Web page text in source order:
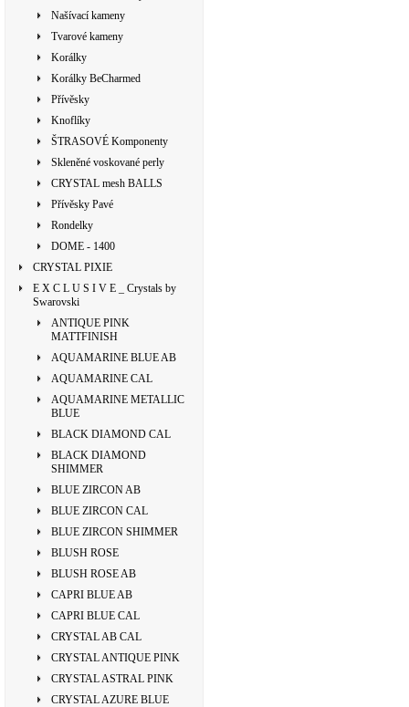
Našívací kameny
Tvarové kameny
Korálky
Korálky BeCharmed
Přívěsky
Knoflíky
ŠTRASOVÉ Komponenty
Skleněné voskované perly
CRYSTAL mesh BALLS
Přívěsky Pavé
Rondelky
DOME - 1400
CRYSTAL PIXIE
E X C L U S I V E _ Crystals by
Swarovski
ANTIQUE PINK
MATTFINISH
AQUAMARINE BLUE AB
AQUAMARINE CAL
AQUAMARINE METALLIC
BLUE
BLACK DIAMOND CAL
BLACK DIAMOND
SHIMMER
BLUE ZIRCON AB
BLUE ZIRCON CAL
BLUE ZIRCON SHIMMER
BLUSH ROSE
BLUSH ROSE AB
CAPRI BLUE AB
CAPRI BLUE CAL
CRYSTAL AB CAL
CRYSTAL ANTIQUE PINK
CRYSTAL ASTRAL PINK
CRYSTAL AZURE BLUE